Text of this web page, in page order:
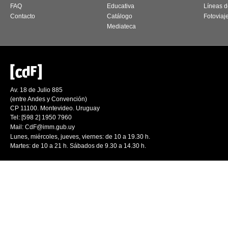
FAQ
Contacto
Educativa
Catálogo
Mediateca
Líneas
Av. 18 de Julio 885
(entre Andes y Convención)
CP 11100. Montevideo. Uruguay
Tel: [598 2] 1950 7960
Mail: CdF@imm.gub.uy
Lunes, miércoles, jueves, viernes: de 10 a 19.30 h.
Martes: de 10 a 21 h. Sábados de 9.30 a 14.30 h.